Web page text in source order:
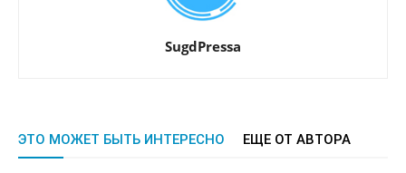
SugdPressa
ЭТО МОЖЕТ БЫТЬ ИНТЕРЕСНО ЕЩЕ ОТ АВТОРА